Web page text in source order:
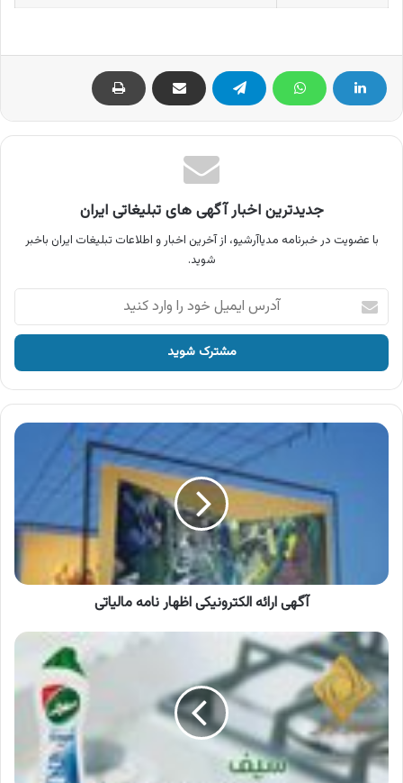
جدیدترین اخبار آگهی های تبلیغاتی ایران
با عضویت در خبرنامه مدیاآرشیو، از آخرین اخبار و اطلاعات تبلیغات ایران باخبر
شوید.
آدرس
ایمیل
خود
وارد
کنید
آگهی
آگهی ارائه الکترونیکی اظهار نامه مالیاتی
آگهی
محصولات
سیف
،
پاک
کننده
سیف
کرمی